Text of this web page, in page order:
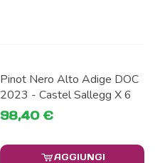
Pinot Nero Alto Adige DOC
2023 - Castel Sallegg X 6
98,40 €
AGGIUNGI